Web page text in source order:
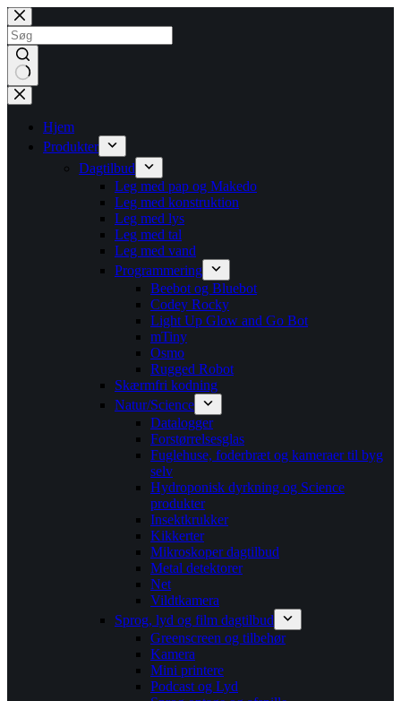
Fortsæt
til
indhold
Ingen
resultater
Hjem
Produkter
Dagtilbud
Leg med pap og Makedo
Leg med konstruktion
Leg med lys
Leg med tal
Leg med vand
Programmering
Beebot og Bluebot
Codey Rocky
Light Up Glow and Go Bot
mTiny
Osmo
Rugged Robot
Skærmfri kodning
Natur/Science
Datalogger
Forstørrelsesglas
Fuglehuse, foderbræt og kameraer til byg
selv
Hydroponisk dyrkning og Science
produkter
Insektkrukker
Kikkerter
Mikroskoper dagtilbud
Metal detektorer
Net
Vildtkamera
Sprog, lyd og film dagtilbud
Greenscreen og tilbehør
Kamera
Mini printere
Podcast og Lyd